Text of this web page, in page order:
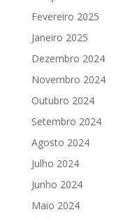
Fevereiro 2025
Janeiro 2025
Dezembro 2024
Novembro 2024
Outubro 2024
Setembro 2024
Agosto 2024
Julho 2024
Junho 2024
Maio 2024